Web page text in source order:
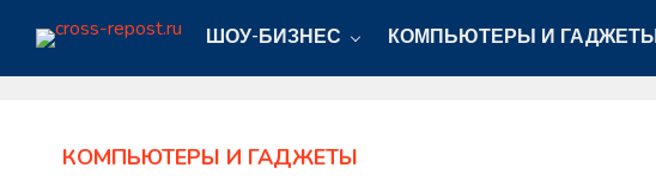
ШОУ-БИЗНЕС КОМПЬЮТЕРЫ И
КОМПЬЮТЕРЫ И ГАДЖЕТЫ